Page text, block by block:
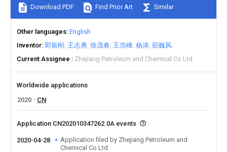
Download PDF Find Prior Art Similar
Other languages English
Inventor 郭振刚 王志勇 徐茂春 王浩峰 杨涛 邵巍风
Current Assignee
Zhejiang Petroleum and Chemical Co Ltd
Worldwide applications
2020
CN
Application CN202010347262.0A events
2020-04-28
Application filed by Zhejiang Petroleum and
Chemical Co Ltd